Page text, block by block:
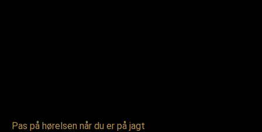
Pas på hørelsen når du er på jagt